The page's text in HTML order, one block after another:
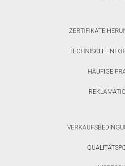
ZERTIFIKATE
TECHNISCHE
HÄUFIGE